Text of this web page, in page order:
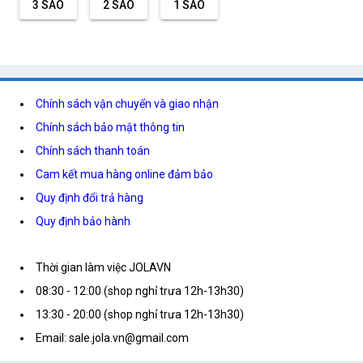
3 SAO 2 SAO 1 SAO
Chính sách vận chuyển và giao nhận
Chính sách bảo mật thông tin
Chính sách thanh toán
Cam kết mua hàng online đảm bảo
Quy định đổi trả hàng
Quy định bảo hành
Thời gian làm việc JOLAVN
08:30 - 12:00 (shop nghỉ trưa 12h-13h30)
13:30 - 20:00 (shop nghỉ trưa 12h-13h30)
Email: sale.jola.vn@gmail.com